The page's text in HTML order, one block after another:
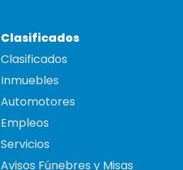
Clasificados
Clasificados
Inmuebles
Automotores
Empleos
Servicios
Avisos Fúnebres y Misas